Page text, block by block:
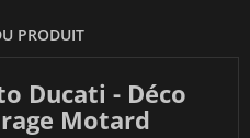
PRODUIT
Ducati - Déco
Motard